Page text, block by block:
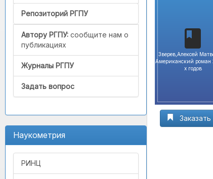
Репозиторий РГПУ
Автору РГПУ: сообщите нам о
публикациях
Журналы РГПУ
Задать вопрос
Наукометрия
РИНЦ
Зверев,Алексей
Американский роман
х годов
Заказать